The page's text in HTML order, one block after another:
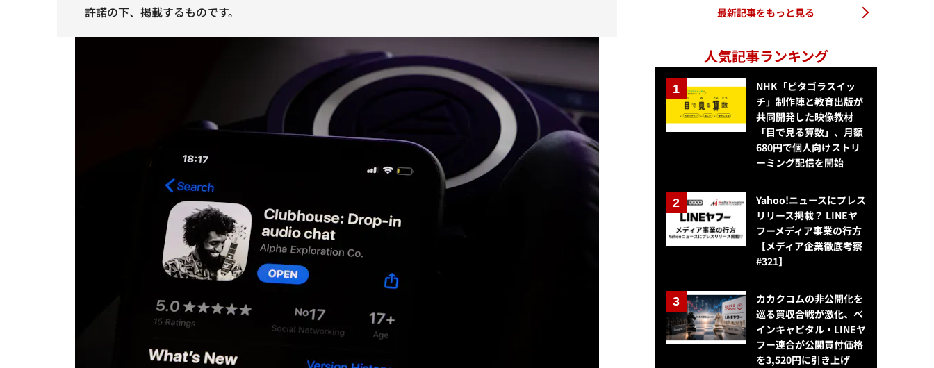
許諾の下、掲載するものです。
最新記事をもっと見る
人気記事ランキング
NHK「ピタゴラスイッ
チ」制作陣と教育出版が
共同開発した映像教材
「目で見る算数」、月額
680円で個人向けストリ
ーミング配信を開始
Yahoo!ニュースにプレス
リリース掲載？ LINEヤ
フーメディア事業の行方
【メディア企業徹底考察
#321】
カカクコムの非公開化を
巡る買収合戦が激化、ベ
インキャピタル・LINEヤ
フー連合が公開買付価格
を3,520円に引き上げ